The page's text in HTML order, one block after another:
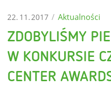
22. 11. 2017 / Aktualności
ZDOBYLIŚMY
W KONKURSIE
CENTER